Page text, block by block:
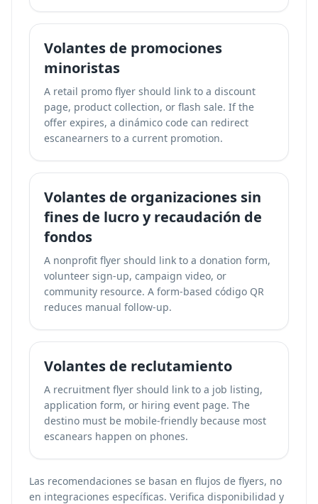
Volantes de promociones
minoristas
A retail promo flyer should link to a discount
page, product collection, or flash sale. If the
offer expires, a dinámico code can redirect
escanearners to a current promotion.
Volantes de organizaciones sin
fines de lucro y recaudación de
fondos
A nonprofit flyer should link to a donation form,
volunteer sign-up, campaign video, or
community resource. A form-based código QR
reduces manual follow-up.
Volantes de reclutamiento
A recruitment flyer should link to a job listing,
application form, or hiring event page. The
destino must be mobile-friendly because most
escanears happen on phones.
Las recomendaciones se basan en flujos de flyers, no
en integraciones específicas. Verifica disponibilidad y